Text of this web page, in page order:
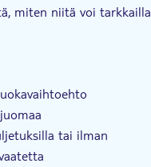
miten niitä voi
tai ilman